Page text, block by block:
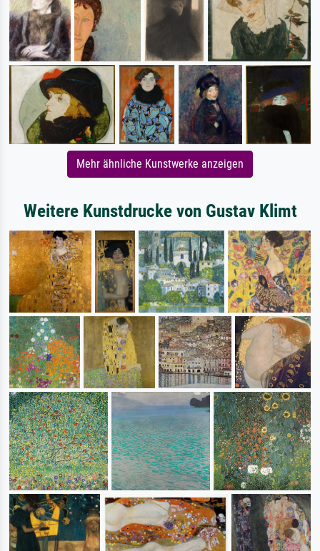
Mehr ähnliche Kunstwerke anzeigen
Weitere Kunstdrucke von Gustav Klimt